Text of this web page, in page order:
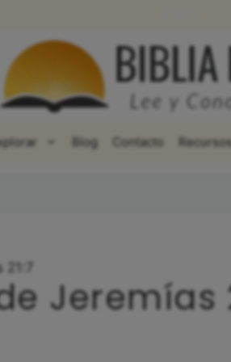
Blog Contacto Recursos
21:7
Jeremías